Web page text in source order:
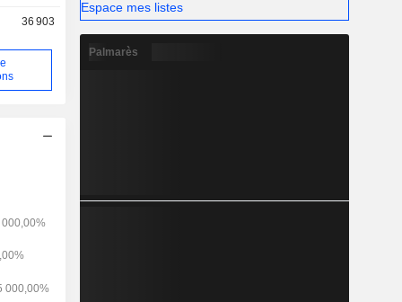
36 903
Espace mes listes
Palmarès